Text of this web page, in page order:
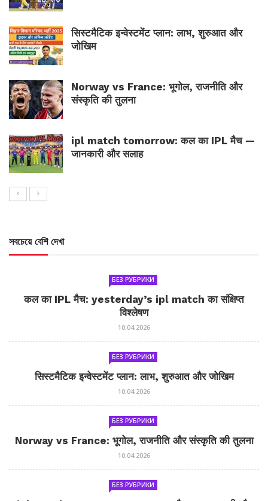
सिस्टमैटिक इन्वेस्टमेंट प्लान: लाभ, शुरुआत और
जोखिम
Norway vs France: भूगोल, राजनीति और
संस्कृति की तुलना
ipl match tomorrow: कल का IPL मैच —
जानकारी और सलाह
সবচেয়ে বেশি দেখা
БЕЗ РУБРИКИ
कल का IPL मैच: yesterday’s ipl match का संक्षिप्त
विश्लेषण
10.04.2026
БЕЗ РУБРИКИ
सिस्टमैटिक इन्वेस्टमेंट प्लान: लाभ, शुरुआत और जोखिम
10.04.2026
БЕЗ РУБРИКИ
Norway vs France: भूगोल, राजनीति और संस्कृति की तुलना
10.04.2026
БЕЗ РУБРИКИ